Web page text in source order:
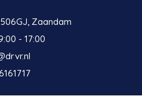
Zaandam
- 17:00